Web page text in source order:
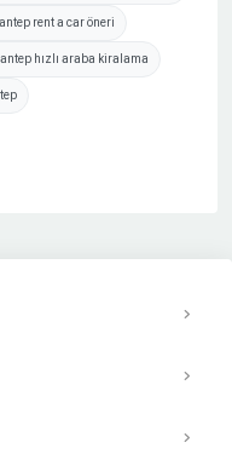
rent a car öneri
hızlı araba kiralama